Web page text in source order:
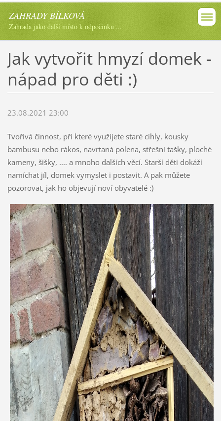
ZAHRADY BÍLKOVÁ
Zahrada jako další místo k odpočinku ...
Jak vytvořit hmyzí domek -
nápad pro děti :)
23.08.2021 23:00
Tvořivá činnost, při které využijete staré cihly, kousky
bambusu nebo rákos, navrtaná polena, střešní tašky, ploché
kameny, šišky, .... a mnoho dalších věcí. Starší děti dokáží
namíchat jíl, domek vymyslet i postavit. A pak můžete
pozorovat, jak ho objevují noví obyvatelé :)